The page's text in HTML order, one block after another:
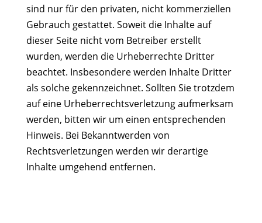
sind nur für den privaten, nicht kommerziellen
Gebrauch gestattet. Soweit die Inhalte auf
dieser Seite nicht vom Betreiber erstellt
wurden, werden die Urheberrechte Dritter
beachtet. Insbesondere werden Inhalte Dritter
als solche gekennzeichnet. Sollten Sie trotzdem
auf eine Urheberrechtsverletzung aufmerksam
werden, bitten wir um einen entsprechenden
Hinweis. Bei Bekanntwerden von
Rechtsverletzungen werden wir derartige
Inhalte umgehend entfernen.